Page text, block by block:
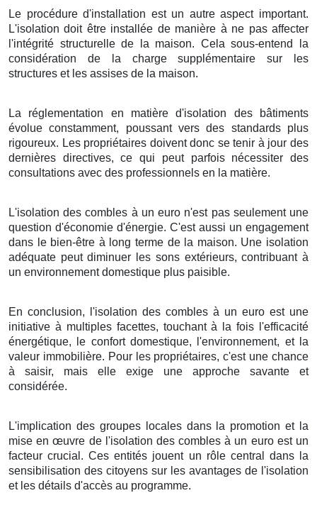
Le procédure d'installation est un autre aspect important.
L'isolation doit être installée de manière à ne pas affecter
l'intégrité structurelle de la maison. Cela sous-entend la
considération de la charge supplémentaire sur les
structures et les assises de la maison.
La réglementation en matière d'isolation des bâtiments
évolue constamment, poussant vers des standards plus
rigoureux. Les propriétaires doivent donc se tenir à jour des
dernières directives, ce qui peut parfois nécessiter des
consultations avec des professionnels en la matière.
L'isolation des combles à un euro n'est pas seulement une
question d'économie d'énergie. C'est aussi un engagement
dans le bien-être à long terme de la maison. Une isolation
adéquate peut diminuer les sons extérieurs, contribuant à
un environnement domestique plus paisible.
En conclusion, l'isolation des combles à un euro est une
initiative à multiples facettes, touchant à la fois l'efficacité
énergétique, le confort domestique, l'environnement, et la
valeur immobilière. Pour les propriétaires, c'est une chance
à saisir, mais elle exige une approche savante et
considérée.
L'implication des groupes locales dans la promotion et la
mise en œuvre de l'isolation des combles à un euro est un
facteur crucial. Ces entités jouent un rôle central dans la
sensibilisation des citoyens sur les avantages de l'isolation
et les détails d'accès au programme.